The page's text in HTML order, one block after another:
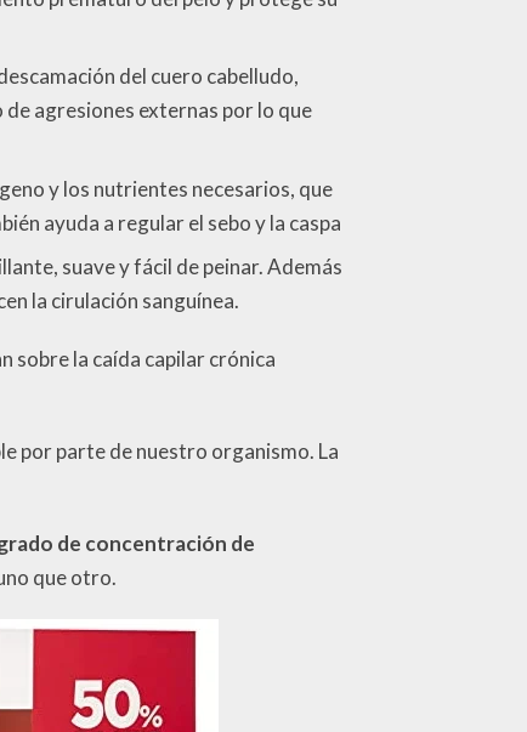
del cuero cabelludo,
agresiones externas por lo que
y los nutrientes necesarios, que
ayuda a regular el sebo y la caspa
suave y fácil de peinar. Además
la cirulación sanguínea.
sobre la caída capilar crónica
por parte de nuestro organismo. La
de concentración de
que otro.